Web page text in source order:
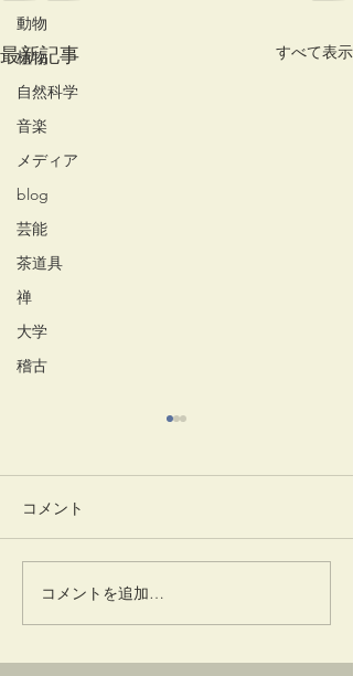
動物
植物
自然科学
音楽
メディア
blog
芸能
茶道具
禅
大学
稽古
最新記事 すべて表示
竹蒔絵溜棗
コメント
コメントを追加…